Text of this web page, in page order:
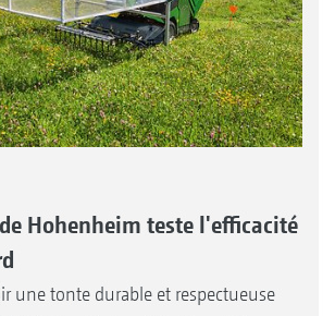
Hohenheim teste l'efficacité
une tonte durable et respectueuse